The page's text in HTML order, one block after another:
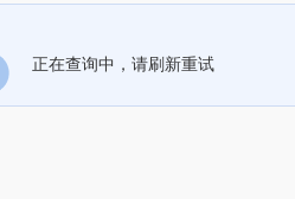
正在查询中，请刷新重试